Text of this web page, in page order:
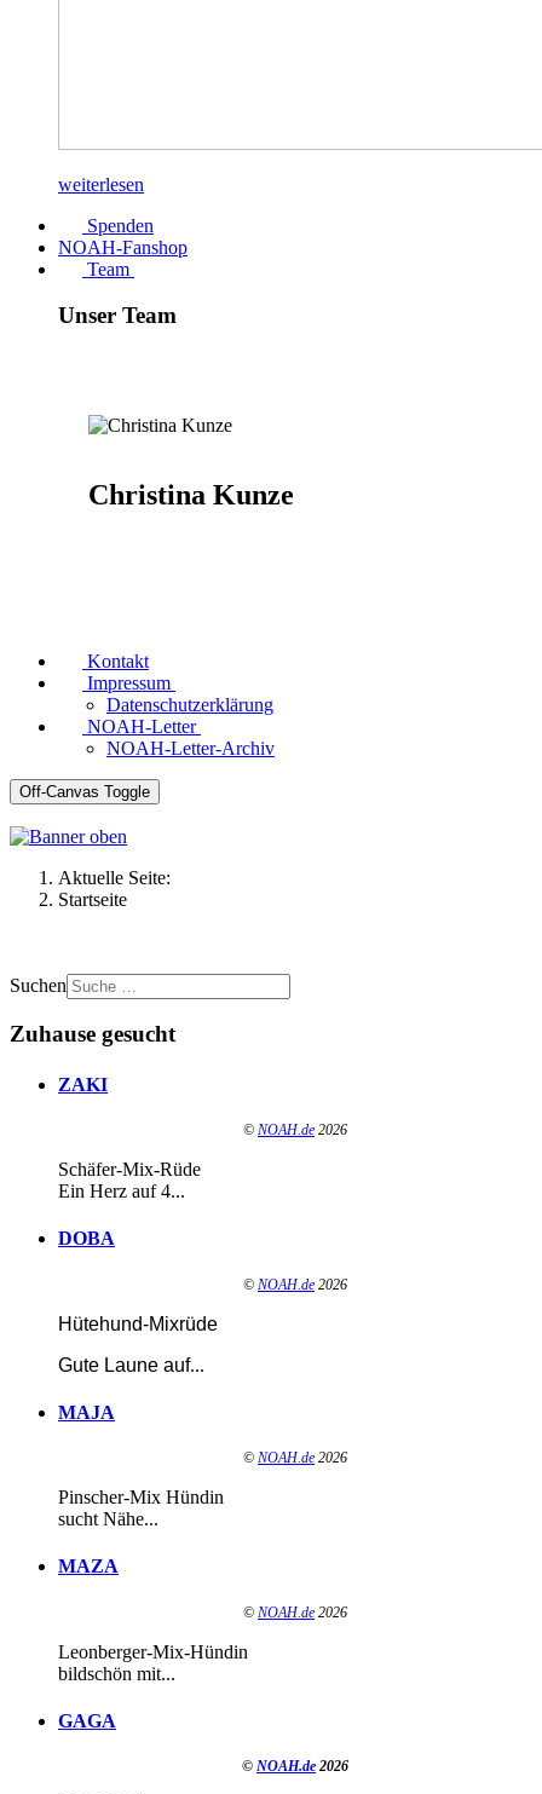
weiterlesen
Spenden
NOAH-Fanshop
Team
Unser Team
Christina Kunze
Kontakt
Impressum
Datenschutzerklärung
NOAH-Letter
NOAH-Letter-Archiv
Off-Canvas Toggle
Aktuelle Seite:
Startseite
Suchen
Zuhause gesucht
ZAKI
© NOAH.de 2026
Schäfer-Mix-Rüde
Ein Herz auf 4...
DOBA
© NOAH.de 2026
Hütehund-Mixrüde
Gute Laune auf...
MAJA
© NOAH.de 2026
Pinscher-Mix Hündin
sucht Nähe...
MAZA
© NOAH.de 2026
Leonberger-Mix-Hündin
bildschön mit...
GAGA
© NOAH.de 2026